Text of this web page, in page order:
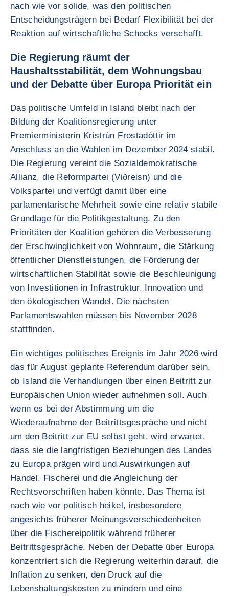
nach wie vor solide, was den politischen
Entscheidungsträgern bei Bedarf Flexibilität bei der
Reaktion auf wirtschaftliche Schocks verschafft.
Die Regierung räumt der
Haushaltsstabilität, dem Wohnungsbau
und der Debatte über Europa Priorität ein
Das politische Umfeld in Island bleibt nach der
Bildung der Koalitionsregierung unter
Premierministerin Kristrún Frostadóttir im
Anschluss an die Wahlen im Dezember 2024 stabil.
Die Regierung vereint die Sozialdemokratische
Allianz, die Reformpartei (Viðreisn) und die
Volkspartei und verfügt damit über eine
parlamentarische Mehrheit sowie eine relativ stabile
Grundlage für die Politikgestaltung. Zu den
Prioritäten der Koalition gehören die Verbesserung
der Erschwinglichkeit von Wohnraum, die Stärkung
öffentlicher Dienstleistungen, die Förderung der
wirtschaftlichen Stabilität sowie die Beschleunigung
von Investitionen in Infrastruktur, Innovation und
den ökologischen Wandel. Die nächsten
Parlamentswahlen müssen bis November 2028
stattfinden.
Ein wichtiges politisches Ereignis im Jahr 2026 wird
das für August geplante Referendum darüber sein,
ob Island die Verhandlungen über einen Beitritt zur
Europäischen Union wieder aufnehmen soll. Auch
wenn es bei der Abstimmung um die
Wiederaufnahme der Beitrittsgespräche und nicht
um den Beitritt zur EU selbst geht, wird erwartet,
dass sie die langfristigen Beziehungen des Landes
zu Europa prägen wird und Auswirkungen auf
Handel, Fischerei und die Angleichung der
Rechtsvorschriften haben könnte. Das Thema ist
nach wie vor politisch heikel, insbesondere
angesichts früherer Meinungsverschiedenheiten
über die Fischereipolitik während früherer
Beitrittsgespräche. Neben der Debatte über Europa
konzentriert sich die Regierung weiterhin darauf, die
Inflation zu senken, den Druck auf die
Lebenshaltungskosten zu mindern und eine